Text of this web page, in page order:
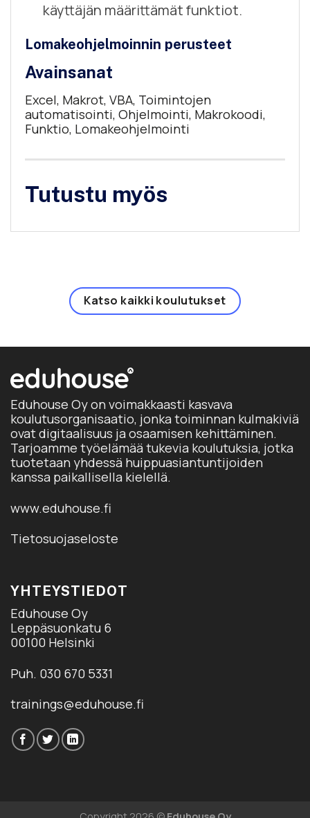
käyttäjän määrittämät funktiot.
Lomakeohjelmoinnin perusteet
Avainsanat
Excel, Makrot, VBA, Toimintojen
automatisointi, Ohjelmointi, Makrokoodi,
Funktio, Lomakeohjelmointi
Tutustu myös
Katso kaikki koulutukset
Eduhouse Oy on voimakkaasti kasvava
koulutusorganisaatio, jonka toiminnan kulmakiviä
ovat digitaalisuus ja osaamisen kehittäminen.
Tarjoamme työelämää tukevia koulutuksia, jotka
tuotetaan yhdessä huippuasiantuntijoiden
kanssa paikallisella kielellä.
www.eduhouse.fi
Tietosuojaseloste
YHTEYSTIEDOT
Eduhouse Oy
Leppäsuonkatu 6
00100 Helsinki
Puh. 030 670 5331
trainings@eduhouse.fi